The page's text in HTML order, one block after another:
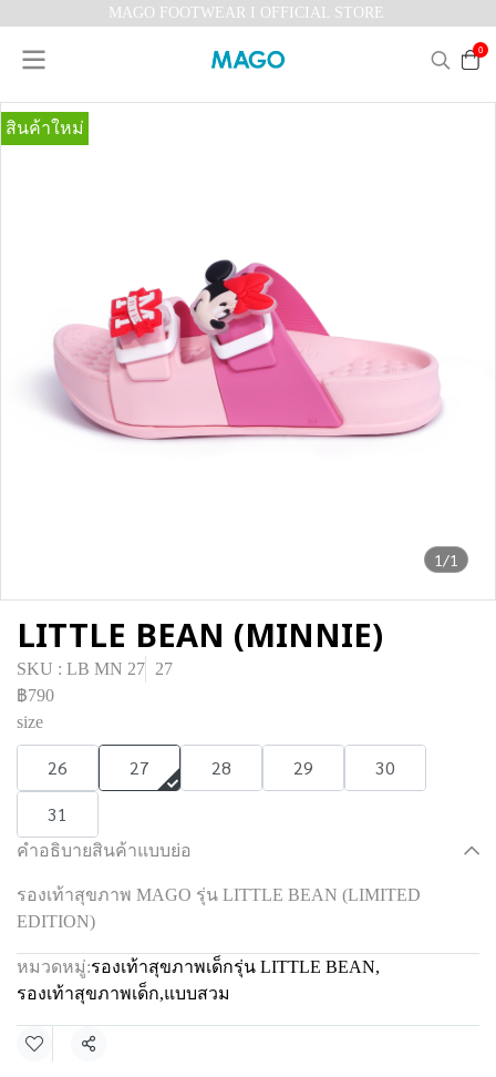
MAGO FOOTWEAR I OFFICIAL STORE
0
1/1
สินค้าใหม่
LITTLE BEAN (MINNIE)
SKU : LB MN 27 27
฿790
size
26 27 28 29
30
31
คำอธิบายสินค้าแบบย่อ
รองเท้าสุขภาพ MAGO รุ่น LITTLE BEAN (LIMITED
EDITION)
หมวดหมู่:รองเท้าสุขภาพเด็กรุ่น LITTLE BEAN,
รองเท้าสุขภาพเด็ก,แบบสวม
แชร์